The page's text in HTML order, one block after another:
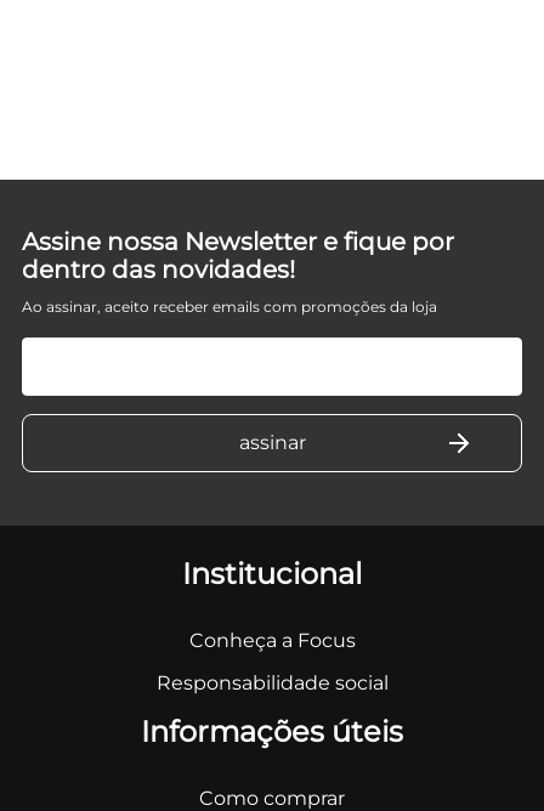
Assine nossa Newsletter e fique por
dentro das novidades!
Ao assinar, aceito receber emails com promoções da loja
Institucional
Conheça a Focus
Responsabilidade social
Informações úteis
Como comprar